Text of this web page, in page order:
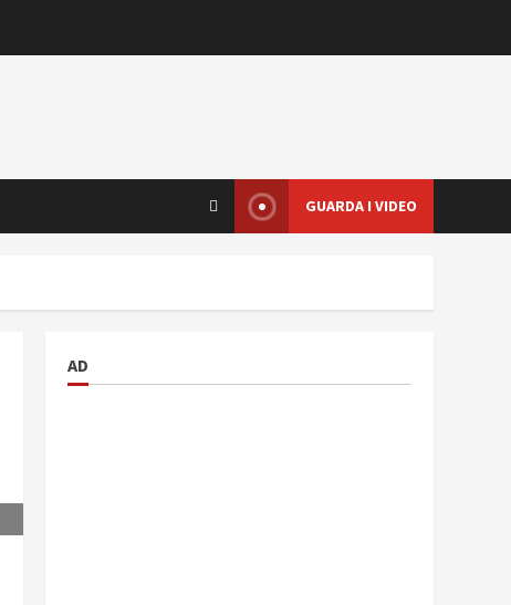
GUARDA I VIDEO
AD